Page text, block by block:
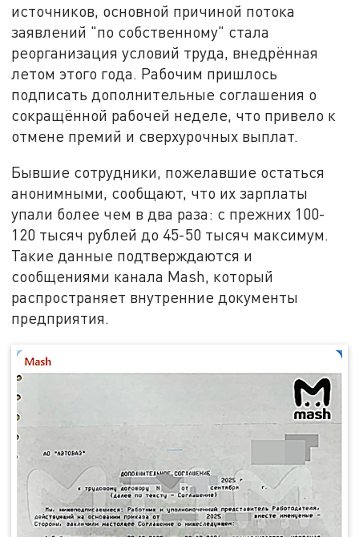
источников, основной причиной потока
заявлений "по собственному" стала
реорганизация условий труда, внедрённая
летом этого года. Рабочим пришлось
подписать дополнительные соглашения о
сокращённой рабочей неделе, что привело к
отмене премий и сверхурочных выплат.
Бывшие сотрудники, пожелавшие остаться
анонимными, сообщают, что их зарплаты
упали более чем в два раза: с прежних 100-
120 тысяч рублей до 45-50 тысяч максимум.
Такие данные подтверждаются и
сообщениями канала Mash, который
распространяет внутренние документы
предприятия.